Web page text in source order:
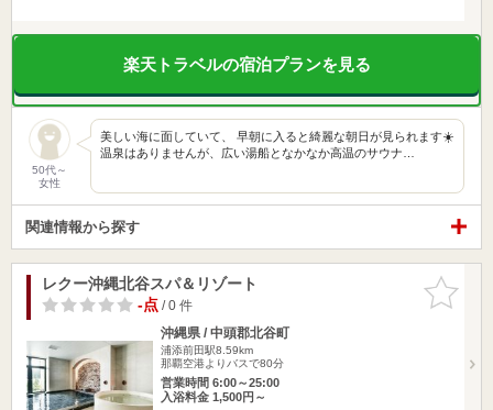
楽天トラベルの宿泊プランを見る
50代～
女性
美しい海に面していて、 早朝に入ると綺麗な朝日が見られます☀️
温泉はありませんが、広い湯船となかなか高温のサウナ…
関連情報から探す
お気に入
りに追加
レクー沖縄北谷スパ＆リゾート
-点/ 0 件
沖縄県 / 中頭郡北谷町
浦添前田駅8.59km
那覇空港よりバスで80分
営業時間 6:00～25:00
入浴料金 1,500円～